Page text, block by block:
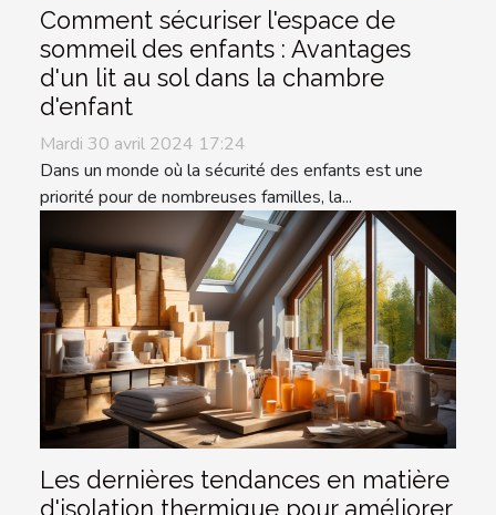
Comment sécuriser l'espace de
sommeil des enfants : Avantages
d'un lit au sol dans la chambre
d'enfant
Mardi 30 avril 2024 17:24
Dans un monde où la sécurité des enfants est une
priorité pour de nombreuses familles, la...
Les dernières tendances en matière
d'isolation thermique pour améliorer